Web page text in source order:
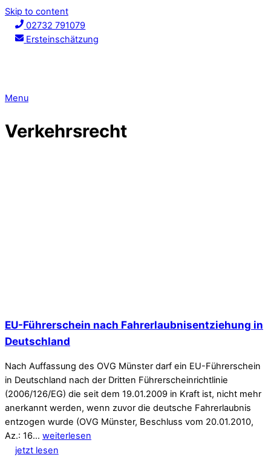
Skip to content
02732 791079
Ersteinschätzung
Menu
Verkehrsrecht
EU-Führerschein nach Fahrerlaubnisentziehung in
Deutschland
Nach Auffassung des OVG Münster darf ein EU-Führerschein
in Deutschland nach der Dritten Führerscheinrichtlinie
(2006/126/EG) die seit dem 19.01.2009 in Kraft ist, nicht mehr
anerkannt werden, wenn zuvor die deutsche Fahrerlaubnis
entzogen wurde (OVG Münster, Beschluss vom 20.01.2010,
Az.: 16… weiterlesen
jetzt lesen